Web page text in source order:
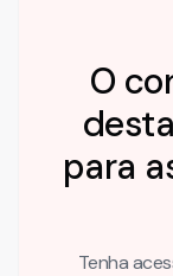
O
para
Tenha